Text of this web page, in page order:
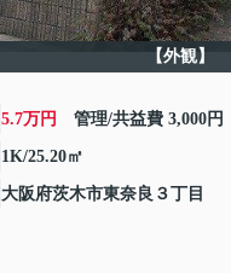
【外観】
5.7万円 管理/共益費 3,000円
1K/25.20㎡
大阪府茨木市東奈良 ３丁目